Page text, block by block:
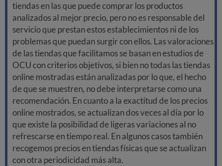
tiendas en las que puede comprar los productos
analizados al mejor precio, pero no es responsable del
servicio que prestan estos establecimientos ni de los
problemas que puedan surgir con ellos. Las valoraciones
de las tiendas que facilitamos se basan en estudios de
OCU con criterios objetivos, si bien no todas las tiendas
online mostradas están analizadas por lo que, el hecho
de que se muestren, no debe interpretarse como una
recomendación. En cuanto a la exactitud de los precios
online mostrados, se actualizan dos veces al día por lo
que existe la posibilidad de ligeras variaciones al no
refrescarse en tiempo real. En algunos casos también
recogemos precios en tiendas físicas que se actualizan
con otra periodicidad más alta.